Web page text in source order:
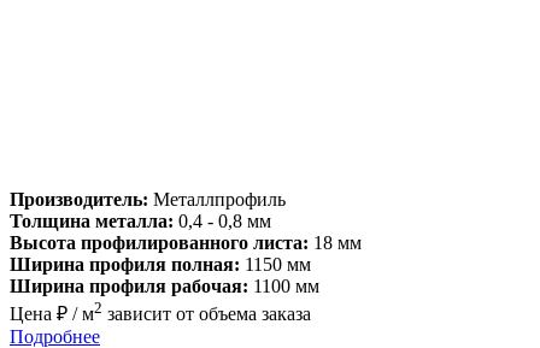
Производитель: Металлпрофиль
Толщина металла: 0,4 - 0,8 мм
Высота профилированного листа: 18 мм
Ширина профиля полная: 1150 мм
Ширина профиля рабочая: 1100 мм
Цена ₽ / м2 зависит от объема заказа
Подробнее